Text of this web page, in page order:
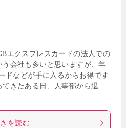
エクスプレスカードの法人での
会社も多いと思いますが、年
ドなどが手に入るからお得です
きたある日、人事部から退
を読む